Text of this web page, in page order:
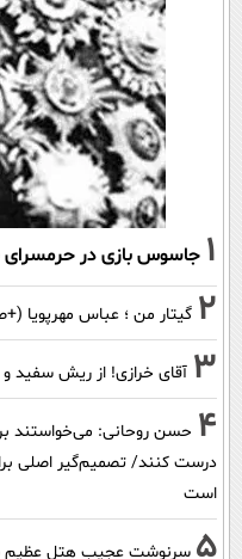
1 جاسوس بازی در حرمسرای
2 گیتار من ؛ عباس مهرپویا
3 آقای خرازی! از ریش
4 حسن روحانی: می‌خواستند
درست کنند/ تصمیم‌گیر اصلی
است
5 سرنوشت عجیب هتل عظیم